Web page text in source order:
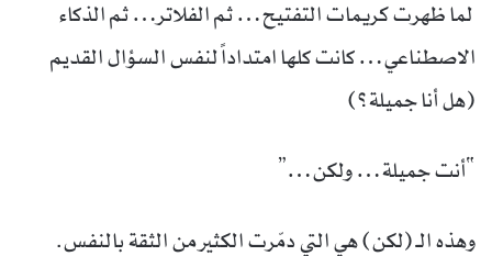
لما ظهرت كريمات التفتيح… ثم الفلاتر… ثم الذكاء
الاصطناعي… كانت كلها امتداداً لنفس السؤال القديم
(هل أنا جميلة؟)
“أنت جميلة… ولكن…”
وهذه الـ (لكن) هي التي دمّرت الكثير من الثقة بالنفس.